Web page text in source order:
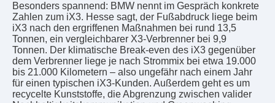
Besonders spannend: BMW nennt im Gespräch konkrete
Zahlen zum iX3. Hesse sagt, der Fußabdruck liege beim
iX3 nach den ergriffenen Maßnahmen bei rund 13,5
Tonnen, ein vergleichbarer X3-Verbrenner bei 9,9
Tonnen. Der klimatische Break-even des iX3 gegenüber
dem Verbrenner liege je nach Strommix bei etwa 19.000
bis 21.000 Kilometern – also ungefähr nach einem Jahr
für einen typischen iX3-Kunden. Außerdem geht es um
recycelte Kunststoffe, die Abgrenzung zwischen valider